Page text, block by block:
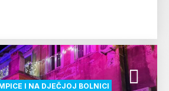
I NA DJEČJOJ BOLNICI